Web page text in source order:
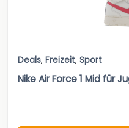
Deals, Freizeit, Sport
Nike Air Force 1 Mid für